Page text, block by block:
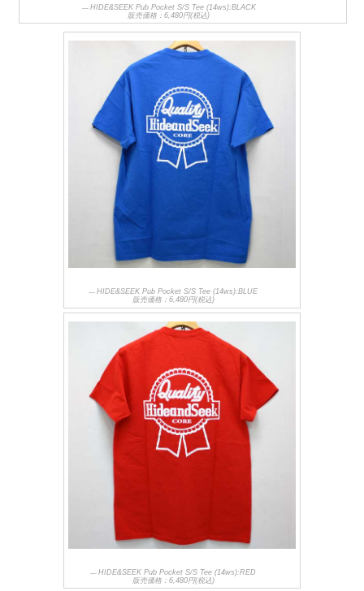
HIDE&SEEK Pub Pocket S/S Tee (14ws):BLACK
販売価格：6,480円(税込)
HIDE&SEEK Pub Pocket S/S Tee (14ws):BLUE
販売価格：6,480円(税込)
HIDE&SEEK Pub Pocket S/S Tee (14ws):RED
販売価格：6,480円(税込)